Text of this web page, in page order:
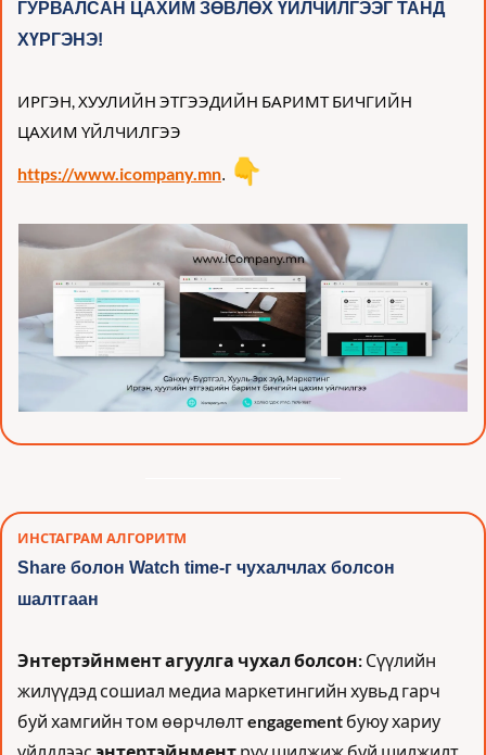
ГУРВАЛСАН ЦАХИМ ЗӨВЛӨХ ҮЙЛЧИЛГЭЭГ ТАНД
ХҮРГЭНЭ!
ИРГЭН, ХУУЛИЙН ЭТГЭЭДИЙН БАРИМТ БИЧГИЙН
ЦАХИМ ҮЙЛЧИЛГЭЭ
https://www.icompany.mn. 👇
ИНСТАГРАМ АЛГОРИТМ
Share болон Watch time-г чухалчлах болсон
шалтгаан
Энтертэйнмент агуулга чухал болсон: Сүүлийн
жилүүдэд сошиал медиа маркетингийн хувьд гарч
буй хамгийн том өөрчлөлт engagement буюу хариу
үйлдлээс энтертэйнмент рүү шилжиж буй шилжилт